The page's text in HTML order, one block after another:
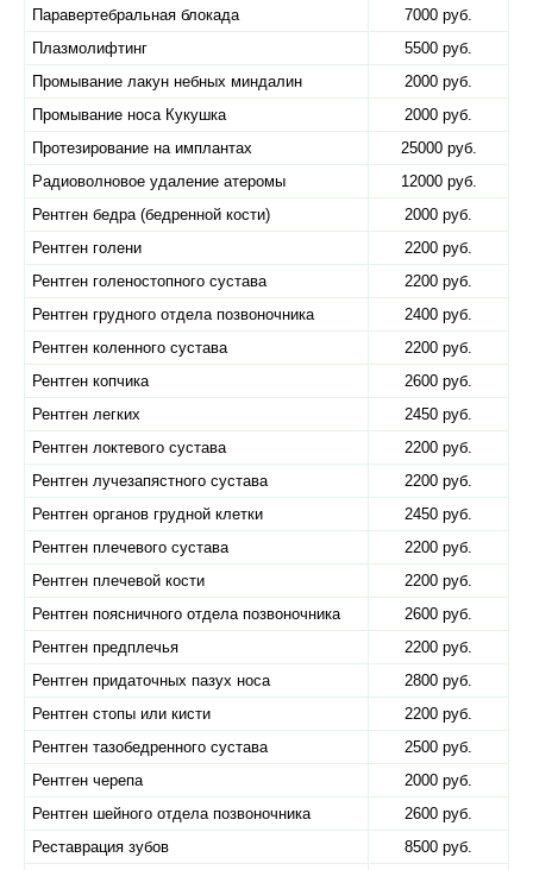
Паравертебральная блокада
7000 руб.
Плазмолифтинг
5500 руб.
Промывание лакун небных миндалин
2000 руб.
Промывание носа Кукушка
2000 руб.
Протезирование на имплантах
25000 руб.
Радиоволновое удаление атеромы
12000 руб.
Рентген бедра (бедренной кости)
2000 руб.
Рентген голени
2200 руб.
Рентген голеностопного сустава
2200 руб.
Рентген грудного отдела позвоночника
2400 руб.
Рентген коленного сустава
2200 руб.
Рентген копчика
2600 руб.
Рентген легких
2450 руб.
Рентген локтевого сустава
2200 руб.
Рентген лучезапястного сустава
2200 руб.
Рентген органов грудной клетки
2450 руб.
Рентген плечевого сустава
2200 руб.
Рентген плечевой кости
2200 руб.
Рентген поясничного отдела позвоночника
2600 руб.
Рентген предплечья
2200 руб.
Рентген придаточных пазух носа
2800 руб.
Рентген стопы или кисти
2200 руб.
Рентген тазобедренного сустава
2500 руб.
Рентген черепа
2000 руб.
Рентген шейного отдела позвоночника
2600 руб.
Реставрация зубов
8500 руб.